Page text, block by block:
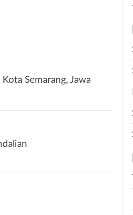
Semarang, Jawa